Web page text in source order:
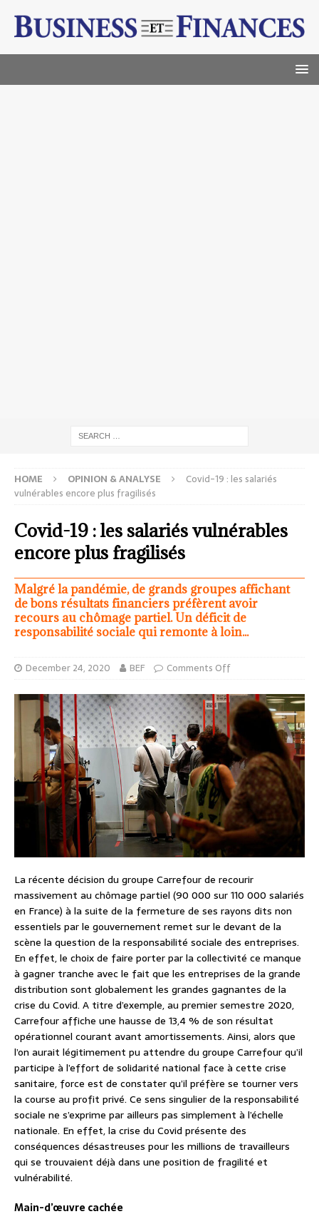
HOME OPINION & ANALYSE
Covid-19 : les salariés
vulnérables encore plus fragilisés
Covid-19 : les salariés vulnérables
encore plus fragilisés
Malgré la pandémie, de grands groupes affichant
de bons résultats financiers préfèrent avoir
recours au chômage partiel. Un déficit de
responsabilité sociale qui remonte à loin...
December 24, 2020 BEF Comments Off
La récente décision du groupe Carrefour de recourir
massivement au chômage partiel (90 000 sur 110 000 salariés
en France) à la suite de la fermeture de ses rayons dits non
essentiels par le gouvernement remet sur le devant de la
scène la question de la responsabilité sociale des entreprises.
En effet, le choix de faire porter par la collectivité ce manque
à gagner tranche avec le fait que les entreprises de la grande
distribution sont globalement les grandes gagnantes de la
crise du Covid. A titre d’exemple, au premier semestre 2020,
Carrefour affiche une hausse de 13,4 % de son résultat
opérationnel courant avant amortissements. Ainsi, alors que
l’on aurait légitimement pu attendre du groupe Carrefour qu’il
participe à l’effort de solidarité national face à cette crise
sanitaire, force est de constater qu’il préfère se tourner vers
la course au profit privé. Ce sens singulier de la responsabilité
sociale ne s’exprime par ailleurs pas simplement à l’échelle
nationale. En effet, la crise du Covid présente des
conséquences désastreuses pour les millions de travailleurs
qui se trouvaient déjà dans une position de fragilité et
vulnérabilité.
Main-d’œuvre cachée